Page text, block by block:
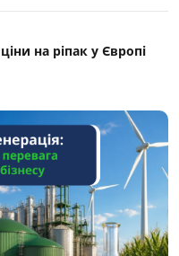
на ріпак у Європі